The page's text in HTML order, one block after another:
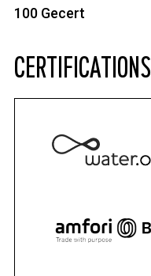
100 Gecert
CERTIFICATIONS